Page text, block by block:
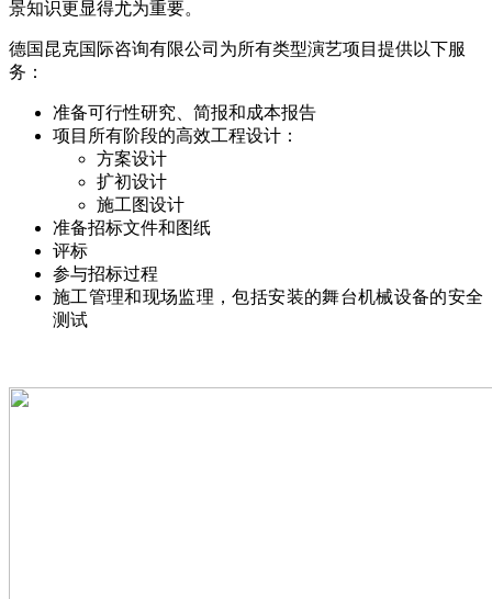
景知识更显得尤为重要。
德国昆克国际咨询有限公司为所有类型演艺项目提供以下服
务：
准备可行性研究、简报和成本报告
项目所有阶段的高效工程设计：
方案设计
扩初设计
施工图设计
准备招标文件和图纸
评标
参与招标过程
施工管理和现场监理，包括安装的舞台机械设备的安全
测试